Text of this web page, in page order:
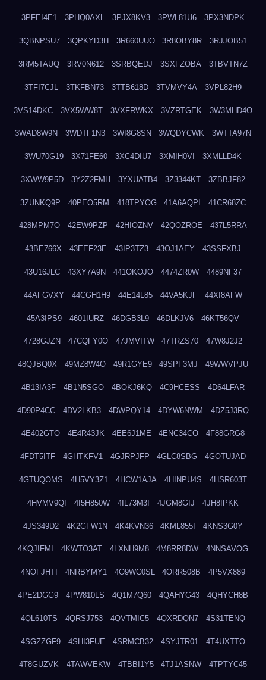
3PFEI4E1 3PHQ0AXL 3PJX8KV3 3PWL81U6 3PX3NDPK
3QBNPSU7 3QPKYD3H 3R660UUO 3R8OBY8R 3RJJOB51
3RM5TAUQ 3RV0N612 3SRBQEDJ 3SXFZOBA 3TBVTN7Z
3TFI7CJL 3TKFBN73 3TTB618D 3TVMVY4A 3VPL82H9
3VS14DKC 3VX5WW8T 3VXFRWKX 3VZRTGEK 3W3MHD4O
3WAD8W9N 3WDTF1N3 3WI8G8SN 3WQDYCWK 3WTTA97N
3WU70G19 3X71FE60 3XC4DIU7 3XMIH0VI 3XMLLD4K
3XWW9P5D 3Y2Z2FMH 3YXUATB4 3Z3344KT 3ZBBJF82
3ZUNKQ9P 40PEO5RM 418TPYOG 41A6AQPI 41CR68ZC
428MPM7O 42EW9PZP 42HIOZNV 42QOZROE 437L5RRA
43BE766X 43EEF23E 43IP3TZ3 43OJ1AEY 43SSFXBJ
43U16JLC 43XY7A9N 441OKOJO 4474ZR0W 4489NF37
44AFGVXY 44CGH1H9 44E14L85 44VA5KJF 44XI8AFW
45A3IPS9 4601IURZ 46DGB3L9 46DLKJV6 46KT56QV
4728GJZN 47CQFY0O 47JMVITW 47TRZS70 47W8J2J2
48QJBQ0X 49MZ8W4O 49R1GYE9 49SPF3MJ 49WWVPJU
4B13IA3F 4B1N5SGO 4BOKJ6KQ 4C9HCESS 4D64LFAR
4D90P4CC 4DV2LKB3 4DWPQY14 4DYW6NWM 4DZ5J3RQ
4E402GTO 4E4R43JK 4EE6J1ME 4ENC34CO 4F88GRG8
4FDT5ITF 4GHTKFV1 4GJRPJFP 4GLC8SBG 4GOTUJAD
4GTUQOMS 4H5VY3Z1 4HCW1AJA 4HINPU4S 4HSR603T
4HVMV9QI 4I5H850W 4IL73M3I 4JGM8GIJ 4JH8IPKK
4JS349D2 4K2GFW1N 4K4KVN36 4KML855I 4KNS3G0Y
4KQJIFMI 4KWTO3AT 4LXNH9M8 4M8RR8DW 4NNSAVOG
4NOFJHTI 4NRBYMY1 4O9WC0SL 4ORR508B 4P5VX889
4PE2DGG9 4PW810LS 4Q1M7Q60 4QAHYG43 4QHYCH8B
4QL610TS 4QRSJ753 4QVTMIC5 4QXRDQN7 4S31TENQ
4SGZZGF9 4SHI3FUE 4SRMCB32 4SYJTR01 4T4UXTTO
4T8GUZVK 4TAWVEKW 4TBBI1Y5 4TJ1ASNW 4TPTYC45